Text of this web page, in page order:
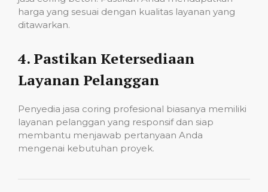
harga yang sesuai dengan kualitas layanan yang
ditawarkan.
4. Pastikan Ketersediaan
Layanan Pelanggan
Penyedia jasa coring profesional biasanya memiliki
layanan pelanggan yang responsif dan siap
membantu menjawab pertanyaan Anda
mengenai kebutuhan proyek.